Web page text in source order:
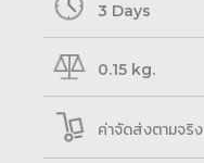
3 Days
0.15 kg.
ค่าจัดส่งตามจริง